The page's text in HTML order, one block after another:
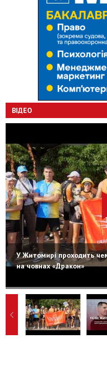
ВІДЕО
У Житомирі проходить
на човнах «Дракон»